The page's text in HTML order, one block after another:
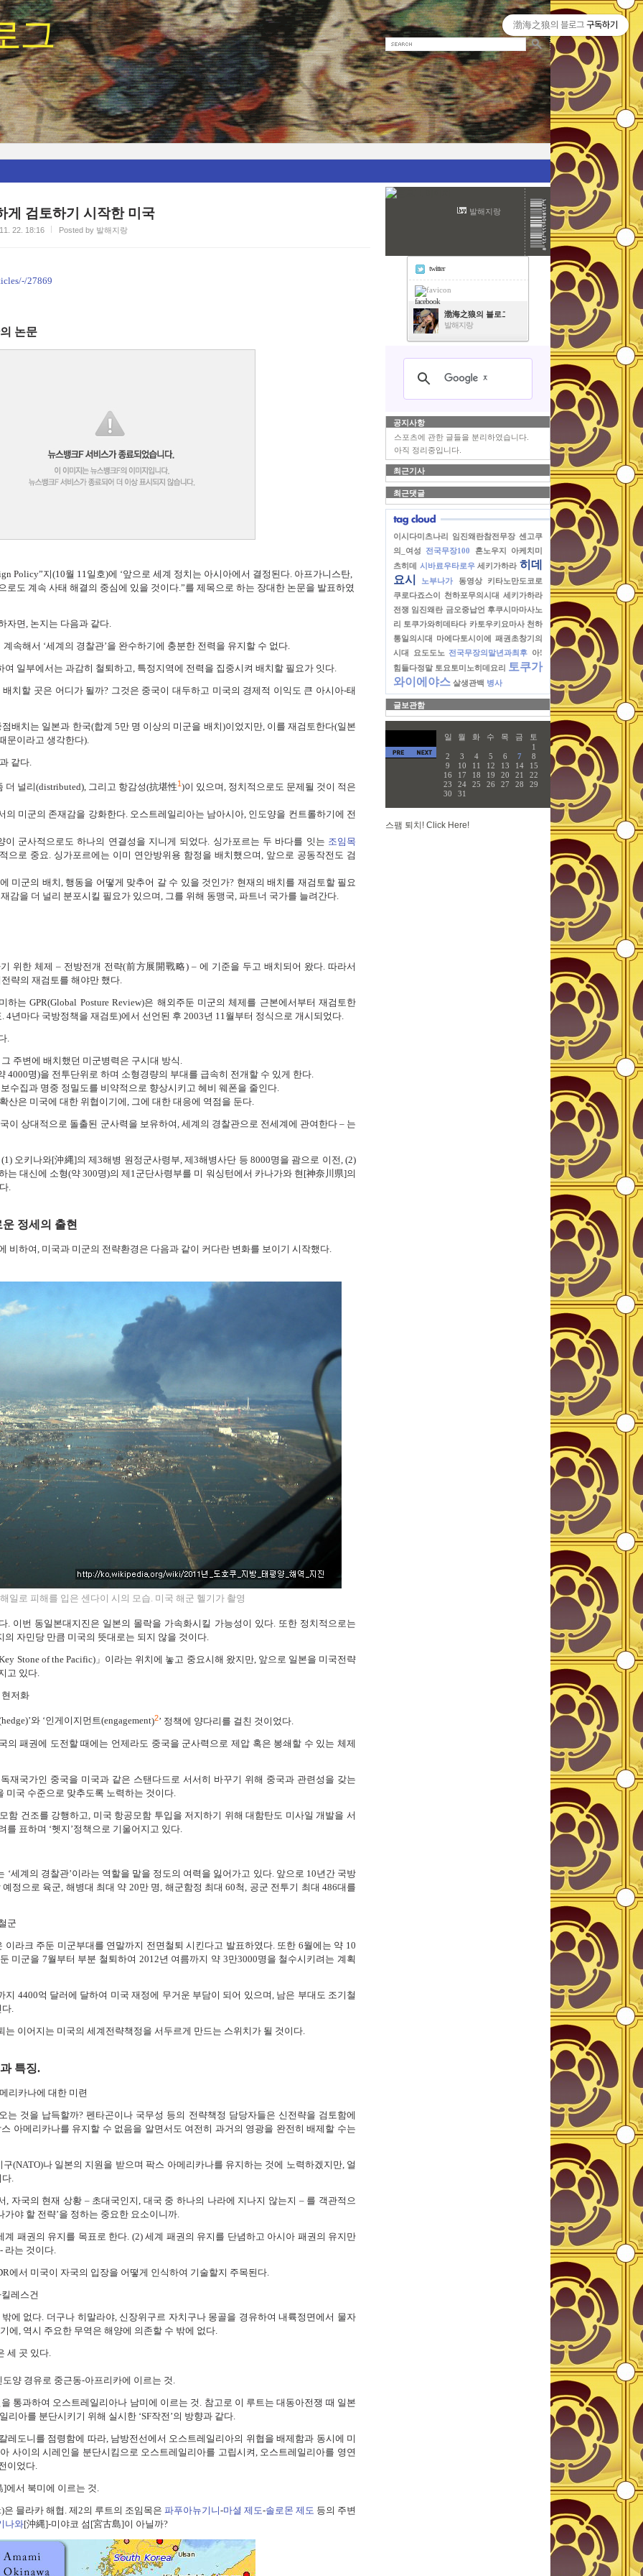
그
게 검토하기 시작한 미국
22. 18:16 Posted by 발해지랑
27869
논문
Policy”지(10월 11일호)에 ‘앞으로 세계 정치는 아시아에서 결정된다. 아프가니스탄,
로도 계속 사태 해결의 중심에 있을 것이다.”를 제목으로 하는 장대한 논문을 발표하였
자면, 논지는 다음과 같다.
속해서 ‘세계의 경찰관’을 완수하기에 충분한 전력을 유지할 수 없다.
일부에서는 과감히 철퇴하고, 특정지역에 전력을 집중시켜 배치할 필요가 잇다.
치할 곳은 어디가 될까? 그것은 중국이 대두하고 미국의 경제적 이익도 큰 아시아-태
배치는 일본과 한국(합계 5만 명 이상의 미군을 배치)이었지만, 이를 재검토한다(일본
문이라고 생각한다).
같다.
더 널리(distributed), 그리고 항감성(抗堪性1)이 있으며, 정치적으로도 문제될 것이 적은
의 미군의 존재감을 강화한다. 오스트레일리아는 남아시아, 인도양을 컨트롤하기에 전
이 군사적으로도 하나의 연결성을 지니게 되었다. 싱가포르는 두 바다를 잇는 조임목
으로 중요. 싱가포르에는 이미 연안방위용 함정을 배치했으며, 앞으로 공동작전도 검
미군의 배치, 행동을 어떻게 맞추어 갈 수 있을 것인가? 현재의 배치를 재검토할 필요
감을 더 널리 분포시킬 필요가 있으며, 그를 위해 동맹국, 파트너 국가를 늘려간다.
위한 체제 – 전방전개 전략(前方展開戰略) – 에 기준을 두고 배치되어 왔다. 따라서
략의 재검토를 해야만 했다.
하는 GPR(Global Posture Review)은 해외주둔 미군의 체제를 근본에서부터 재검토한
4년마다 국방정책을 재검토)에서 선언된 후 2003년 11월부터 정식으로 개시되었다.
.
주변에 배치했던 미군병력은 구시대 방식.
4000명)을 전투단위로 하며 소형경량의 부대를 급속히 전개할 수 있게 한다.
수집과 명중 정밀도를 비약적으로 향상시키고 헤비 웨폰을 줄인다.
산은 미국에 대한 위협이기에, 그에 대한 대응에 역점을 둔다.
이 상대적으로 돌출된 군사력을 보유하여, 세계의 경찰관으로 전세계에 관여한다 – 는
오키나와[沖縄]의 제3해병 원정군사령부, 제3해병사단 등 8000명을 괌으로 이전, (2)
는 대신에 소형(약 300명)의 제1군단사령부를 미 워싱턴에서 카나가와 현[神奈川県]의
.
정세의 출현
비하여, 미국과 미군의 전략환경은 다음과 같이 커다란 변화를 보이기 시작했다.
일로 피해를 입은 센다이 시의 모습. 미국 해군 헬기가 촬영
. 이번 동일본대지진은 일본의 몰락을 가속화시킬 가능성이 있다. 또한 정치적으로는
자민당 만큼 미국의 뜻대로는 되지 않을 것이다.
Stone of the Pacific)」이라는 위치에 놓고 중요시해 왔지만, 앞으로 일본을 미국전략
고 있다.
저화
)’와 ‘인게이지먼트(engagement)2’ 정책에 양다리를 걸친 것이었다.
의 패권에 도전할 때에는 언제라도 중국을 군사력으로 제압 혹은 봉쇄할 수 있는 체제
재국가인 중국을 미국과 같은 스탠다드로 서서히 바꾸기 위해 중국과 관련성을 갖는
미국 수준으로 맞추도록 노력하는 것이다.
함 건조를 강행하고, 미국 항공모함 투입을 저지하기 위해 대함탄도 미사일 개발을 서
표하며 ‘헷지’정책으로 기울어지고 있다.
‘세계의 경찰관’이라는 역할을 맡을 정도의 여력을 잃어가고 있다. 앞으로 10년간 국방
정으로 육군, 해병대 최대 약 20만 명, 해군함정 최대 60척, 공군 전투기 최대 486대를
군
이라크 주둔 미군부대를 연말까지 전면철퇴 시킨다고 발표하였다. 또한 6월에는 약 10
미군을 7월부터 부분 철퇴하여 2012년 여름까지 약 3만3000명을 철수시키려는 계획
지 4400억 달러에 달하여 미국 재정에 무거운 부담이 되어 있으며, 남은 부대도 조기철
.
이어지는 미국의 세계전략책정을 서두르게 만드는 스위치가 될 것이다.
특징.
리카나에 대한 미련
는 것을 납득할까? 펜타곤이나 국무성 등의 전략책정 담당자들은 신전략을 검토함에
아메리카나를 유지할 수 없음을 알면서도 여전히 과거의 영광을 완전히 배제할 수는
(NATO)나 일본의 지원을 받으며 팍스 아메리카나를 유지하는 것에 노력하겠지만, 얼
.
, 자국의 현재 상황 – 초대국인지, 대국 중 하나의 나라에 지나지 않는지 – 를 객관적으
야 할 전략’을 정하는 중요한 요소이니까.
계 패권의 유지를 목표로 한다. (2) 세계 패권의 유지를 단념하고 아시아 패권의 유지만
라는 것이다.
에서 미국이 자국의 입장을 어떻게 인식하여 기술할지 주목된다.
레스건
에 없다. 더구나 히말라야, 신장위구르 자치구나 몽골을 경유하여 내륙정면에서 물자
에, 역시 주요한 무역은 해양에 의존할 수 밖에 없다.
세 곳 있다.
도양 경유로 중근동-아프리카에 이르는 것.
통과하여 오스트레일리아나 남미에 이르는 것. 참고로 이 루트는 대동아전쟁 때 일본
리아를 분단시키기 위해 실시한 ‘SF작전’의 방향과 같다.
레도니를 점령함에 따라, 남방전선에서 오스트레일리아의 위협을 배제함과 동시에 미
사이의 시레인을 분단시킴으로 오스트레일리아를 고립시켜, 오스트레일리아를 영연
이었다.
에서 북미에 이르는 것.
믈라카 해협. 제2의 루트의 조임목은 파푸아뉴기니-마셜 제도-솔로몬 제도 등의 주변
나와[沖縄]-미야코 섬[宮古島]이 아닐까?
발해지랑
twitter
facebook
渤海之狼의 블로그
발해지랑
공지사항
스포츠에 관한 글들을 분리하였습니다.
아직 정리중입니다.
최근기사
최근댓글
이시다미츠나리 임진왜란참전무장 센고쿠
의_여성
전국무장100 혼노우지
아케치미
츠히데 시바료우타로우 세키가하라 히데
요시
노부나가 동영상
키타노만도코로
쿠로다죠스이 천하포무의시대 세키가하라
전쟁 임진왜란 금오중납언 후쿠시마마사노
리 토쿠가와히데타다 카토우키요마사 천하
통일의시대 마에다토시이에 패권초창기의
시대
요도도노 전국무장의말년과최후 아!
힘들다정말 토요토미노히데요리 토쿠가
와이에야스 살생관백 병사
글보관함
일 월 화 수 목 금
토
1
2
3 4 5 6 7
8
9
10 11 12 13 14
15
16
17 18 19 20 21
22
23
24 25 26 27 28
29
30
31
스팸 퇴치! Click Here!
渤海之狼의 블로그 구독하기